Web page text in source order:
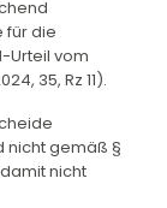
für die
Urteil vom
35, Rz 11).
nicht gemäß §
nicht